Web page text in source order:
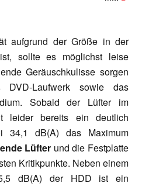
aufgrund der Größe in der
sollte es möglichst leise
Geräuschkulisse sorgen
DVD-Laufwerk sowie das
Sobald der Lüfter im
leider bereits ein deutlich
34,1 dB(A) das Maximum
Lüfter und die Festplatte
Kritikpunkte. Neben einem
dB(A) der HDD ist ein